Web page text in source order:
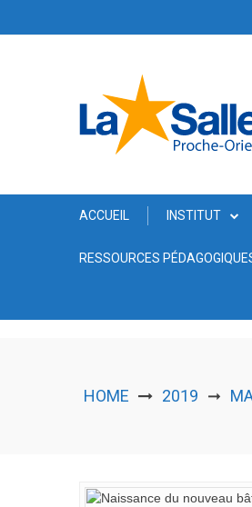
ACCUEIL INSTITUT
RESSOURCES
HOME 2019 ➞